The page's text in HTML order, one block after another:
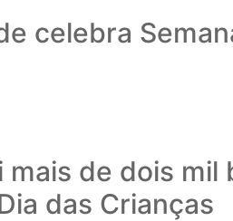
celebra
de dois mil
das Crianças